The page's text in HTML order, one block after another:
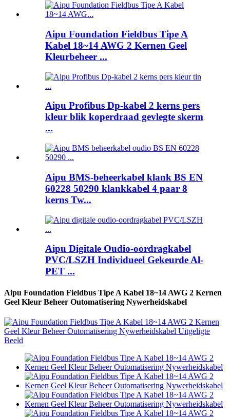
Aipu Foundation Fieldbus Tipe A
Kabel 18~14 AWG 2 Kernen Geel
Kleurbeheer ...
Aipu Profibus Dp-kabel 2 kerns pers
kleur blik koperdraad gevlegte skerm
...
Aipu BMS-beheerkabel klank BS EN
60228 50290 klankkabel 4 paar 8
kerns Tw...
Aipu Digitale Oudio-oordragkabel
PVC/LSZH Individueel Gekeurde Al-
PET ...
Aipu Foundation Fieldbus Tipe A Kabel 18~14 AWG 2 Kernen
Geel Kleur Beheer Outomatisering Nywerheidskabel